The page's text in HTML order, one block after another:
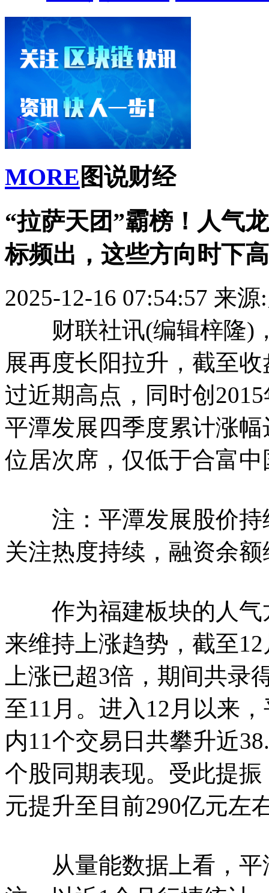
MORE 图说财经
“拉萨天团”霸榜！人气
标频出，这些方向时下
2025-12-16 07:54:57 来源
财联社讯(编辑梓隆)，
展再度长阳拉升，截至
过近期高点，同时创
平潭发展四季度累计涨
位居次席，仅低于合
注：平潭发展股价持
关注热度持续，融资余
作为福建板块的人气
来维持上涨趋势，截至
上涨已超3倍，期间共录
至11月。进入12月以来
内11个交易日共攀升近
个股同期表现。受此提
元提升至目前290亿元左
从量能数据上看，平